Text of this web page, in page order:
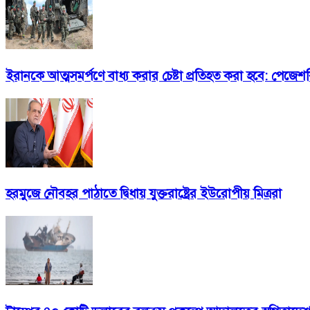
ইরানকে আত্মসমর্পণে বাধ্য করার চেষ্টা প্রতিহত করা হবে:
হরমুজে নৌবহর পাঠাতে দ্বিধায় যুক্তরাষ্ট্রের ইউরোপীয় মিত্ররা